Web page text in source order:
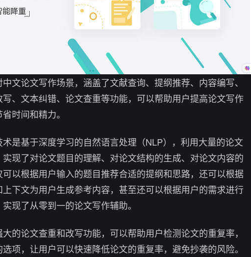
文论文写作场景，涵盖了文献查询、提纲推荐、内容编写、
、文本纠错、论文查重等功能，可以帮助用户提高论文写作
时间和精力。
是基于深度学习的自然语言处理（NLP），利用大量的论文
现了对论文题目的理解、对论文结构的生成、对论文内容的
以根据用户输入的题目推荐合适的提纲和思路，还可以根据
下文为用户生成参考内容，甚至还可以根据用户的需求进行
现了从零到一的论文写作辅助。
的论文查重和改写功能，可以帮助用户检测论文的重复率，
项，让用户可以快速降低论文的重复率，避免抄袭的风险。